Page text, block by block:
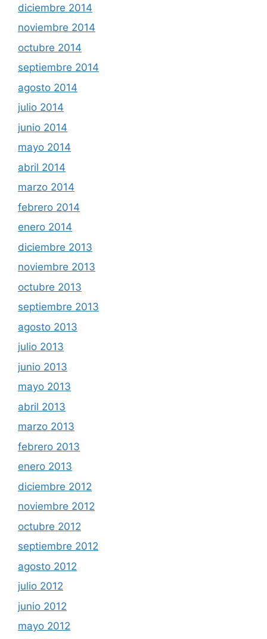
diciembre 2014
noviembre 2014
octubre 2014
septiembre 2014
agosto 2014
julio 2014
junio 2014
mayo 2014
abril 2014
marzo 2014
febrero 2014
enero 2014
diciembre 2013
noviembre 2013
octubre 2013
septiembre 2013
agosto 2013
julio 2013
junio 2013
mayo 2013
abril 2013
marzo 2013
febrero 2013
enero 2013
diciembre 2012
noviembre 2012
octubre 2012
septiembre 2012
agosto 2012
julio 2012
junio 2012
mayo 2012